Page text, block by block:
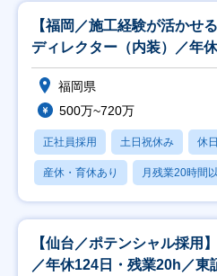
【福岡／施工経験が活かせ
ディレクター（内装）／年
福岡県
500万~720万
正社員採用 土日祝休み 休
産休・育休あり 月残業20時間
【仙台／ポテンシャル採用
／年休124日・残業20h／東